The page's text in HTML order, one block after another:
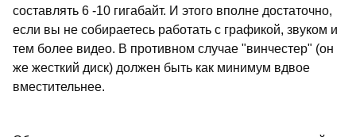
составлять 6 -10 гигабайт. И этого вполне достаточно,
если вы не собираетесь работать с графикой, звуком и
тем более видео. В противном случае "винчестер" (он
же жесткий диск) должен быть как минимум вдвое
вместительнее.